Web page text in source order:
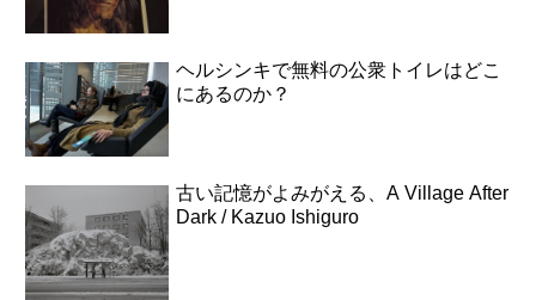
ヘルシンキで無料の公衆トイレはどこ
にあるのか？
古い記憶がよみがえる、A Village After
Dark / Kazuo Ishiguro